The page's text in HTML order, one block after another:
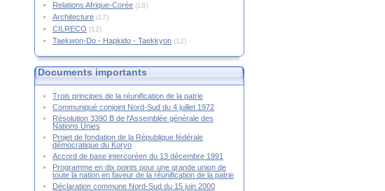
Relations Afrique-Corée (18)
Architecture (17)
CILRECO (12)
Taekwon-Do - Hapkido - Taekkyon (12)
Documents importants
Trois principes de la réunification de la patrie
Communiqué conjoint Nord-Sud du 4 juillet 1972
Résolution 3390 B de l'Assemblée générale des
Nations Unies
Projet de fondation de la République fédérale
démocratique du Koryo
Accord de base intercoréen du 13 décembre 1991
Programme en dix points pour une grande union de
toute la nation en faveur de la réunification de la patrie
Déclaration commune Nord-Sud du 15 juin 2000